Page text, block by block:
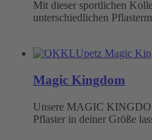
Mit dieser sportlichen
unterschiedlichen
Magic Kingdom
Unsere MAGIC
Pflaster in deiner Größe